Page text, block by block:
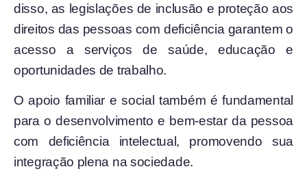
disso, as legislações de inclusão e proteção aos
direitos das pessoas com deficiência garantem o
acesso a serviços de saúde, educação e
oportunidades de trabalho.
O apoio familiar e social também é fundamental
para o desenvolvimento e bem-estar da pessoa
com deficiência intelectual, promovendo sua
integração plena na sociedade.